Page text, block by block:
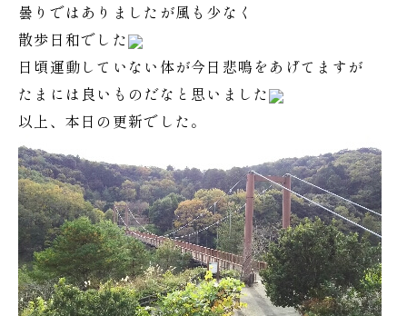
曇りではありましたが風も少なく
散歩日和でした
日頃運動していない体が今日悲鳴をあげてますが
たまには良いものだなと思いました
以上、本日の更新でした。